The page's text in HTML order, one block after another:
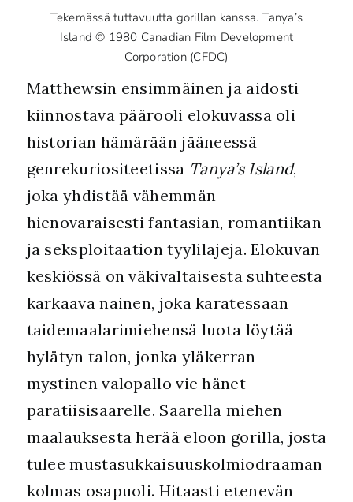
Tekemässä tuttavuutta gorillan kanssa. Tanya’s
Island © 1980 Canadian Film Development
Corporation (CFDC)
Matthewsin ensimmäinen ja aidosti
kiinnostava päärooli elokuvassa oli
historian hämärään jääneessä
genrekuriositeetissa Tanya’s Island,
joka yhdistää vähemmän
hienovaraisesti fantasian, romantiikan
ja seksploitaation tyylilajeja. Elokuvan
keskiössä on väkivaltaisesta suhteesta
karkaava nainen, joka karatessaan
taidemaalarimiehensä luota löytää
hylätyn talon, jonka yläkerran
mystinen valopallo vie hänet
paratiisisaarelle. Saarella miehen
maalauksesta herää eloon gorilla, josta
tulee mustasukkaisuuskolmiodraaman
kolmas osapuoli. Hitaasti etenevän